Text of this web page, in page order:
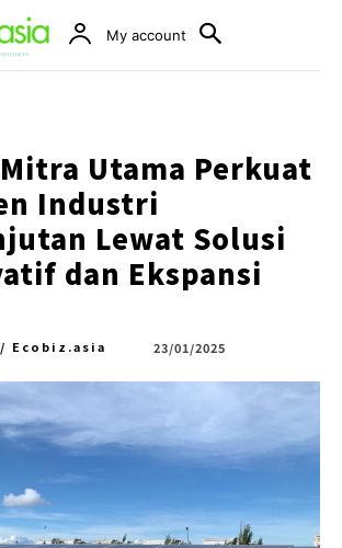
My account
Utama Perkuat
Industri
Lewat Solusi
dan Ekspansi
Ecobiz.asia 23/01/2025